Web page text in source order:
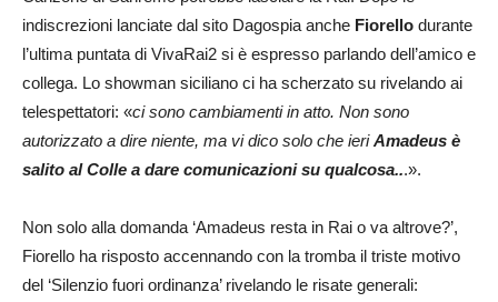
indiscrezioni lanciate dal sito Dagospia anche Fiorello durante
l’ultima puntata di VivaRai2 si è espresso parlando dell’amico e
collega. Lo showman siciliano ci ha scherzato su rivelando ai
telespettatori: «ci sono cambiamenti in atto. Non sono
autorizzato a dire niente, ma vi dico solo che ieriAmadeus è
salito al Colle a dare comunicazioni su qualcosa...».
Non solo alla domanda ‘Amadeus resta in Rai o va altrove?’,
Fiorello ha risposto accennando con la tromba il triste motivo
del ‘Silenzio fuori ordinanza’ rivelando le risate generali: